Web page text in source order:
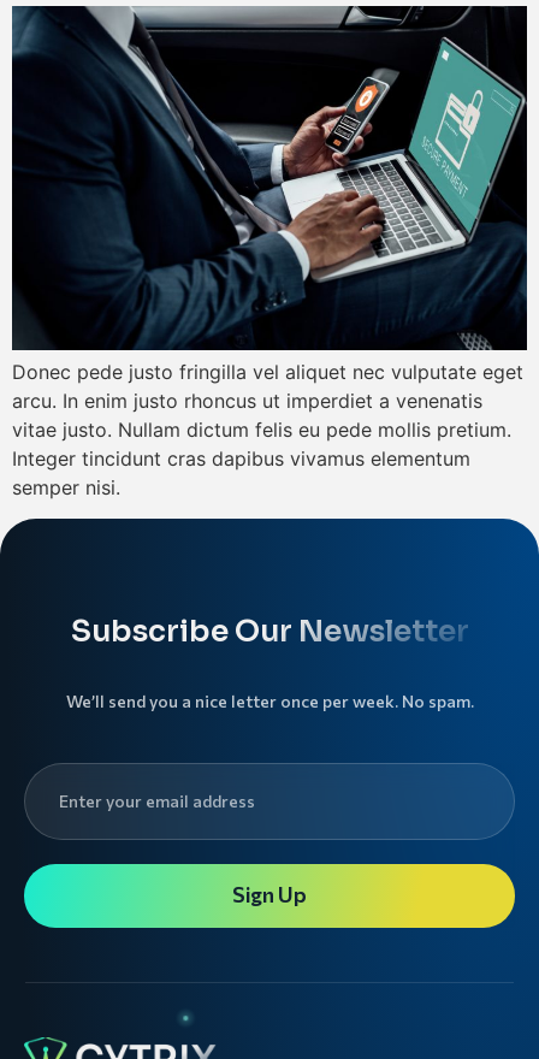
Donec pede justo fringilla vel aliquet nec vulputate eget
arcu. In enim justo rhoncus ut imperdiet a venenatis
vitae justo. Nullam dictum felis eu pede mollis pretium.
Integer tincidunt cras dapibus vivamus elementum
semper nisi.
Subscribe Our Newsletter
We’ll send you a nice letter once per week. No spam.
Sign Up